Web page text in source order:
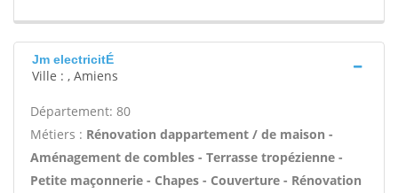
Jm electricitÉ
Ville : , Amiens
Département: 80
Métiers : Rénovation dappartement / de maison -
Aménagement de combles - Terrasse tropézienne -
Petite maçonnerie - Chapes - Couverture - Rénovation